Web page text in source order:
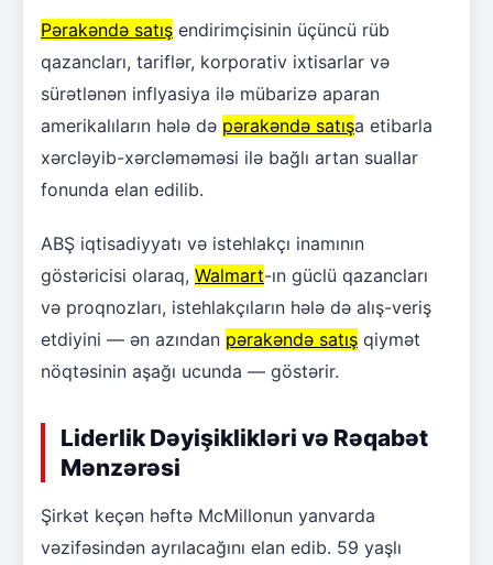
Pərakəndə satış endirimçisinin üçüncü rüb
qazancları, tariflər, korporativ ixtisarlar və
sürətlənən inflyasiya ilə mübarizə aparan
amerikalıların hələ də pərakəndə satışa etibarla
xərcləyib-xərcləməməsi ilə bağlı artan suallar
fonunda elan edilib.
ABŞ iqtisadiyyatı və istehlakçı inamının
göstəricisi olaraq, Walmart-ın güclü qazancları
və proqnozları, istehlakçıların hələ də alış-veriş
etdiyini — ən azından pərakəndə satış qiymət
nöqtəsinin aşağı ucunda — göstərir.
Liderlik Dəyişiklikləri və Rəqabət
Mənzərəsi
Şirkət keçən həftə McMillonun yanvarda
vəzifəsindən ayrılacağını elan edib. 59 yaşlı